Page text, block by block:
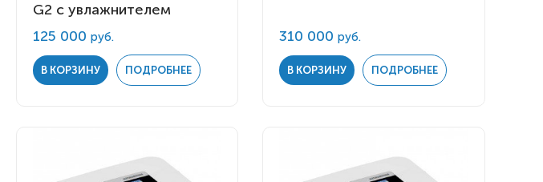
G2 с увлажнителем
125 000 руб.
В КОРЗИНУ ПОДРОБНЕЕ
310 000руб.
В КОРЗИНУ ПОДРОБНЕЕ